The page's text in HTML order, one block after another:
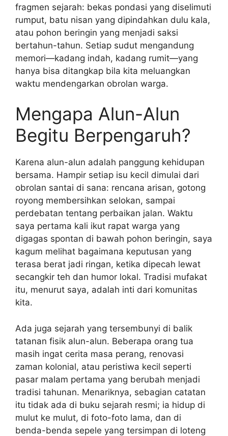
fragmen sejarah: bekas pondasi yang diselimuti
rumput, batu nisan yang dipindahkan dulu kala,
atau pohon beringin yang menjadi saksi
bertahun-tahun. Setiap sudut mengandung
memori—kadang indah, kadang rumit—yang
hanya bisa ditangkap bila kita meluangkan
waktu mendengarkan obrolan warga.
Mengapa Alun-Alun
Begitu Berpengaruh?
Karena alun-alun adalah panggung kehidupan
bersama. Hampir setiap isu kecil dimulai dari
obrolan santai di sana: rencana arisan, gotong
royong membersihkan selokan, sampai
perdebatan tentang perbaikan jalan. Waktu
saya pertama kali ikut rapat warga yang
digagas spontan di bawah pohon beringin, saya
kagum melihat bagaimana keputusan yang
terasa berat jadi ringan, ketika dipecah lewat
secangkir teh dan humor lokal. Tradisi mufakat
itu, menurut saya, adalah inti dari komunitas
kita.
Ada juga sejarah yang tersembunyi di balik
tatanan fisik alun-alun. Beberapa orang tua
masih ingat cerita masa perang, renovasi
zaman kolonial, atau peristiwa kecil seperti
pasar malam pertama yang berubah menjadi
tradisi tahunan. Menariknya, sebagian catatan
itu tidak ada di buku sejarah resmi; ia hidup di
mulut ke mulut, di foto-foto lama, dan di
benda-benda sepele yang tersimpan di loteng